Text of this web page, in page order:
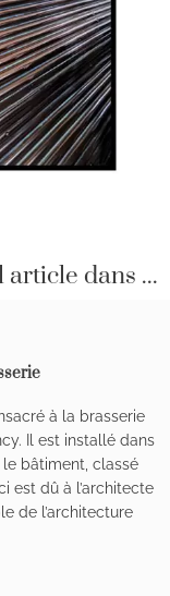
Nouvel article dans L’est Républicain !
à la brasserie
Il est installé dans
bâtiment, classé
est dû à l’architecte
de l’architecture